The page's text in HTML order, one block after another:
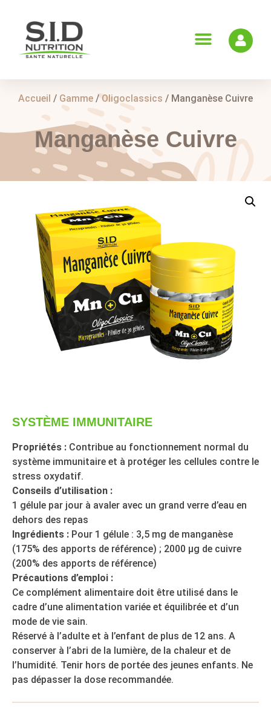
Accueil / Gamme /Oligoclassics / Manganèse Cuivre
Manganèse Cuivre
SYSTÈME IMMUNITAIRE
Propriétés : Contribue au fonctionnement normal du
système immunitaire et à protéger les cellules contre le
stress oxydatif.
Conseils d’utilisation :
1 gélule par jour à avaler avec un grand verre d’eau en
dehors des repas
Ingrédients : Pour 1 gélule : 3,5 mg de manganèse
(175% des apports de référence) ; 2000 µg de cuivre
(200% des apports de référence)
Précautions d’emploi :
Ce complément alimentaire doit être utilisé dans le
cadre d’une alimentation variée et équilibrée et d’un
mode de vie sain.
Réservé à l’adulte et à l’enfant de plus de 12 ans. A
conserver à l’abri de la lumière, de la chaleur et de
l’humidité. Tenir hors de portée des jeunes enfants. Ne
pas dépasser la dose recommandée.